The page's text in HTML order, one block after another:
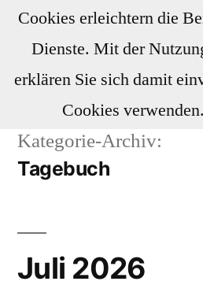
Zum
Inhalt
springen
Doggos Wishlist
Kategorie-Archiv:
Tagebuch
Juli 2026
Cookies erleichtern die
Dienste. Mit der
erklären Sie sich damit
Cookies verwenden.